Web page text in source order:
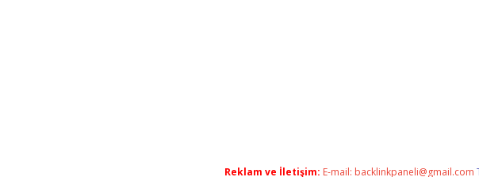
Reklam ve İletişim: E-mail: backlinkpaneli@gmail.com